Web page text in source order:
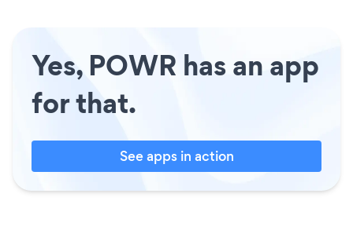
Yes, POWR has an app
for that.
See apps in action